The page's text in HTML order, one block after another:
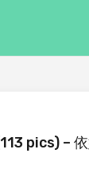
pics) –